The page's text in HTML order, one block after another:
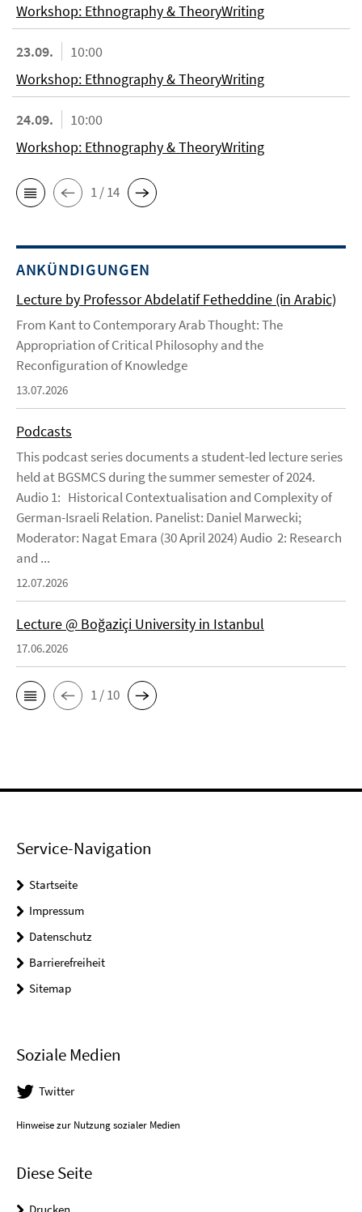
Workshop: Ethnography & TheoryWriting
23.09.
10:00
Workshop: Ethnography & TheoryWriting
24.09.
10:00
Workshop: Ethnography & TheoryWriting
1 / 14
ANKÜNDIGUNGEN
Lecture by Professor Abdelatif Fetheddine (in Arabic)
From Kant to Contemporary Arab Thought: The
Appropriation of Critical Philosophy and the
Reconfiguration of Knowledge
13.07.2026
Podcasts
This podcast series documents a student-led lecture series
held at BGSMCS during the summer semester of 2024.
Audio 1: Historical Contextualisation and Complexity of
German-Israeli Relation. Panelist: Daniel Marwecki;
Moderator: Nagat Emara (30 April 2024) Audio 2: Research
and ...
12.07.2026
Lecture @ Boğaziçi University in Istanbul
17.06.2026
1 / 10
Service-Navigation
Startseite
Impressum
Datenschutz
Barrierefreiheit
Sitemap
Soziale Medien
Twitter
Hinweise zur Nutzung sozialer Medien
Diese Seite